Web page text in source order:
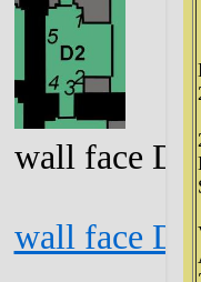
face
wall face